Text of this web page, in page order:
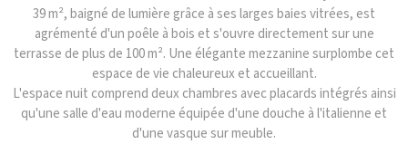
39 m², baigné de lumière grâce à ses larges baies vitrées, est
agrémenté d'un poêle à bois et s'ouvre directement sur une
terrasse de plus de 100 m². Une élégante mezzanine surplombe cet
espace de vie chaleureux et accueillant.
L'espace nuit comprend deux chambres avec placards intégrés ainsi
qu'une salle d'eau moderne équipée d'une douche à l'italienne et
d'une vasque sur meuble.